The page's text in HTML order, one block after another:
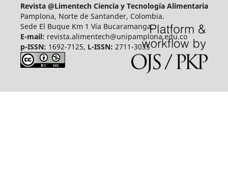
Revista @Limentech Ciencia y Tecnología Alimentaria
Pamplona, Norte de Santander, Colombia.
Sede El Buque Km 1 Vía Bucaramanga.
E-mail: revista.alimentech@unipamplona.edu.co
p-ISSN: 1692-7125, L-ISSN: 2711-3035